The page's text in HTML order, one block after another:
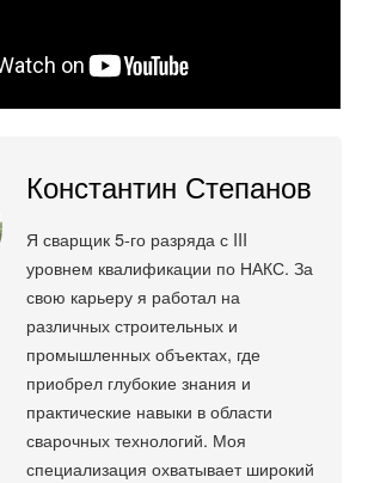
Константин Степанов
Я сварщик 5-го разряда с III
уровнем квалификации по НАКС. За
свою карьеру я работал на
различных строительных и
промышленных объектах, где
приобрел глубокие знания и
практические навыки в области
сварочных технологий. Моя
специализация охватывает широкий